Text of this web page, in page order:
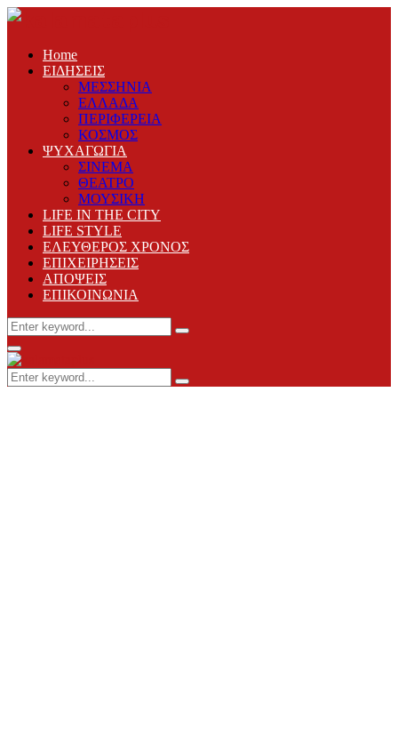
Home
ΕΙΔΗΣΕΙΣ
ΜΕΣΣΗΝΙΑ
ΕΛΛΑΔΑ
ΠΕΡΙΦΕΡΕΙΑ
ΚΟΣΜΟΣ
ΨΥΧΑΓΩΓΙΑ
ΣΙΝΕΜΑ
ΘΕΑΤΡΟ
ΜΟΥΣΙΚΗ
LIFE IN THE CITY
LIFE STYLE
ΕΛΕΥΘΕΡΟΣ ΧΡΟΝΟΣ
ΕΠΙΧΕΙΡΗΣΕΙΣ
ΑΠΟΨΕΙΣ
ΕΠΙΚΟΙΝΩΝΙΑ
Search
for:
Search
Primary
Menu
Search
for:
Search